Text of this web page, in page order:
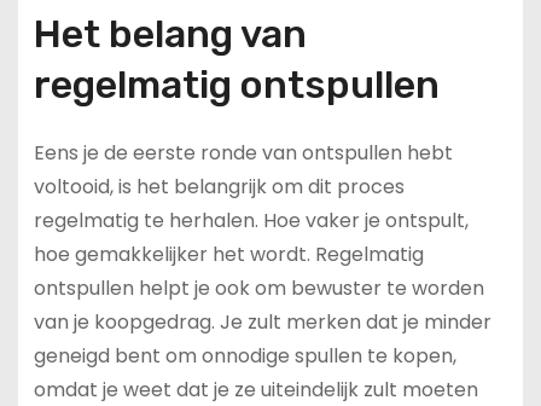
Het belang van
regelmatig ontspullen
Eens je de eerste ronde van ontspullen hebt
voltooid, is het belangrijk om dit proces
regelmatig te herhalen. Hoe vaker je ontspult,
hoe gemakkelijker het wordt. Regelmatig
ontspullen helpt je ook om bewuster te worden
van je koopgedrag. Je zult merken dat je minder
geneigd bent om onnodige spullen te kopen,
omdat je weet dat je ze uiteindelijk zult moeten